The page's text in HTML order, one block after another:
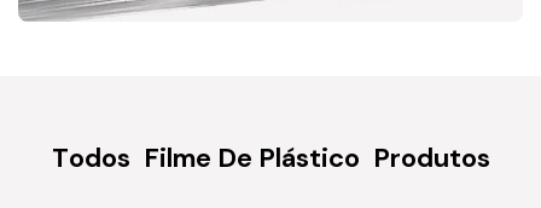
Todos Filme De Plástico Produtos